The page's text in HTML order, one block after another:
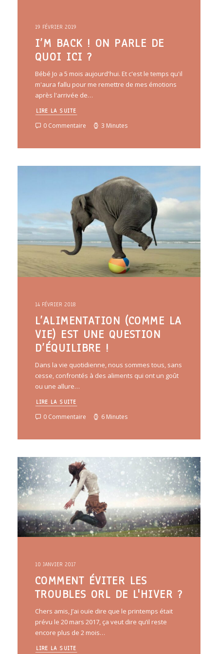
19 FÉVRIER 2019
I’M BACK ! ON PARLE DE
QUOI ICI ?
Bébé Jo a 5 mois aujourd'hui. Et c'est le temps qu'il
m'aura fallu pour me remettre de mes émotions
après l'arrivée de…
LIRE LA SUITE
0 Commentaire 3 Minutes
14 FÉVRIER 2018
L’ALIMENTATION (COMME LA
VIE) EST UNE QUESTION
D’ÉQUILIBRE !
Dans la vie quotidienne, nous sommes tous, sans
cesse, confrontés à des aliments qui ont un goût
ou une allure…
LIRE LA SUITE
0 Commentaire 6 Minutes
10 JANVIER 2017
COMMENT ÉVITER LES
TROUBLES ORL DE L'HIVER ?
Chers amis, J’ai ouïe dire que le printemps était
prévu le 20 mars 2017, ça veut dire qu’il reste
encore plus de 2 mois…
LIRE LA SUITE